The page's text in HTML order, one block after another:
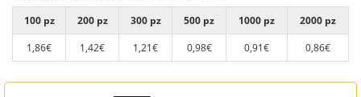
100 pz 200 pz 300 pz 500 pz 1000 pz
2000 pz
1,86€
1,42€ 1,21€ 0,98€ 0,91€ 0,86€